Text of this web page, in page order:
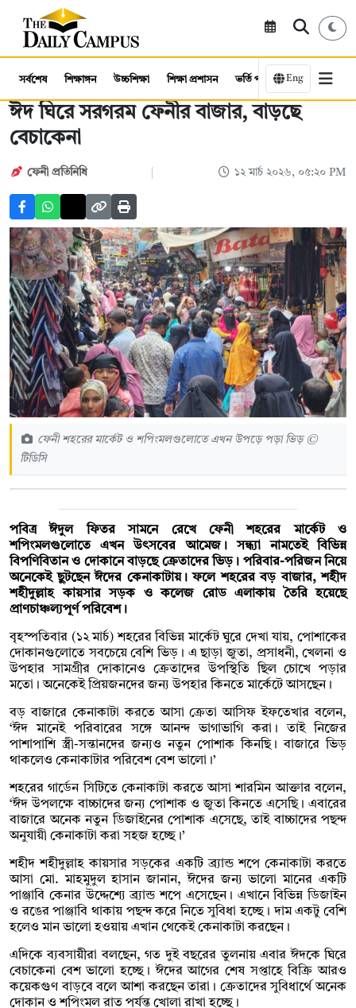
সর্বশেষ শিক্ষাঙ্গন উচ্চশিক্ষা শিক্ষা প্রশাসন ভর্তি পরীক্ষা কর্মসংস্থান
Eng
ঈদ ঘিরে সরগরম ফেনীর বাজার, বাড়ছে
বেচাকেনা
ফেনী প্রতিনিধি ১২ মার্চ ২০২৬, ০৫:২০ PM
ফেনী শহরের মার্কেট ও শপিংমলগুলোতে এখন উপড়ে পড়া ভিড় ©
টিডিসি
পবিত্র ঈদুল ফিতর সামনে রেখে ফেনী শহরের মার্কেট ও
শপিংমলগুলোতে এখন উৎসবের আমেজ। সন্ধ্যা নামতেই বিভিন্ন
বিপণিবিতান ও দোকানে বাড়ছে ক্রেতাদের ভিড়। পরিবার-পরিজন নিয়ে
অনেকেই ছুটছেন ঈদের কেনাকাটায়। ফলে শহরের বড় বাজার, শহীদ
শহীদুল্লাহ কায়সার সড়ক ও কলেজ রোড এলাকায় তৈরি হয়েছে
প্রাণচাঞ্চল্যপূর্ণ পরিবেশ।
বৃহস্পতিবার (১২ মার্চ) শহরের বিভিন্ন মার্কেট ঘুরে দেখা যায়, পোশাকের
দোকানগুলোতে সবচেয়ে বেশি ভিড়। এ ছাড়া জুতা, প্রসাধনী, খেলনা ও
উপহার সামগ্রীর দোকানেও ক্রেতাদের উপস্থিতি ছিল চোখে পড়ার
মতো। অনেকেই প্রিয়জনদের জন্য উপহার কিনতে মার্কেটে আসছেন।
বড় বাজারে কেনাকাটা করতে আসা ক্রেতা আসিফ ইফতেখার বলেন,
‘ঈদ মানেই পরিবারের সঙ্গে আনন্দ ভাগাভাগি করা। তাই নিজের
পাশাপাশি স্ত্রী-সন্তানদের জন্যও নতুন পোশাক কিনছি। বাজারে ভিড়
থাকলেও কেনাকাটার পরিবেশ বেশ ভালো।’
শহরের গার্ডেন সিটিতে কেনাকাটা করতে আসা শারমিন আক্তার বলেন,
‘ঈদ উপলক্ষে বাচ্চাদের জন্য পোশাক ও জুতা কিনতে এসেছি। এবারের
বাজারে অনেক নতুন ডিজাইনের পোশাক এসেছে, তাই বাচ্চাদের পছন্দ
অনুযায়ী কেনাকাটা করা সহজ হচ্ছে।’
শহীদ শহীদুল্লাহ কায়সার সড়কের একটি ব্র্যান্ড শপে কেনাকাটা করতে
আসা মো. মাহমুদুল হাসান জানান, ঈদের জন্য ভালো মানের একটি
পাঞ্জাবি কেনার উদ্দেশ্যে ব্র্যান্ড শপে এসেছেন। এখানে বিভিন্ন ডিজাইন
ও রঙের পাঞ্জাবি থাকায় পছন্দ করে নিতে সুবিধা হচ্ছে। দাম একটু বেশি
হলেও মান ভালো হওয়ায় এখান থেকেই কেনাকাটা করছেন।
এদিকে ব্যবসায়ীরা বলছেন, গত দুই বছরের তুলনায় এবার ঈদকে ঘিরে
বেচাকেনা বেশ ভালো হচ্ছে। ঈদের আগের শেষ সপ্তাহে বিক্রি আরও
কয়েকগুণ বাড়বে বলে আশা করছেন তারা। ক্রেতাদের সুবিধার্থে অনেক
দোকান ও শপিংমল রাত পর্যন্ত খোলা রাখা হচ্ছে।